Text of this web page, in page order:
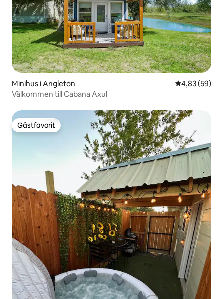
Minihus i Angleton 4,83 av 5 i
4,83 (59)
Välkommen till Cabana Axul
Gästfavorit
Gästfavorit